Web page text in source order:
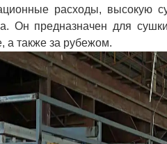
расходы, высокую
Он предназначен для
а также за рубежом.